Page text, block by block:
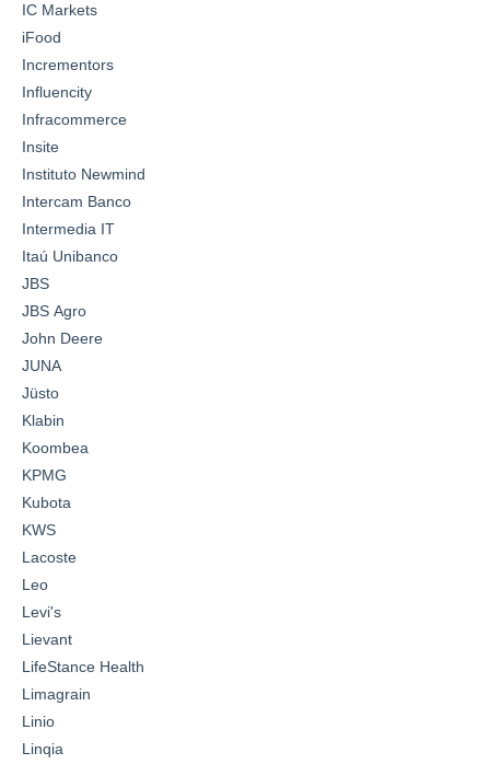
IC Markets
iFood
Incrementors
Influencity
Infracommerce
Insite
Instituto Newmind
Intercam Banco
Intermedia IT
Itaú Unibanco
JBS
JBS Agro
John Deere
JUNA
Jüsto
Klabin
Koombea
KPMG
Kubota
KWS
Lacoste
Leo
Levi's
Lievant
LifeStance Health
Limagrain
Linio
Linqia